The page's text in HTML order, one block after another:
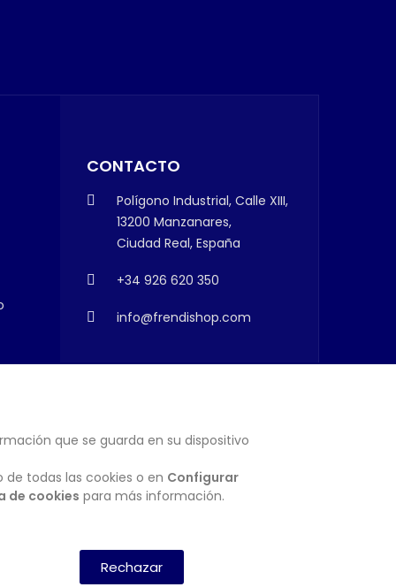
CONTACTO
Polígono Industrial, Calle XIII,
13200 Manzanares,
Ciudad Real, España
+34 926 620 350
info@frendishop.com
SUSCRIBIRSE
que se guarda en su dispositivo
todas las cookies o en Configurar
de cookies para más información.
Rechazar